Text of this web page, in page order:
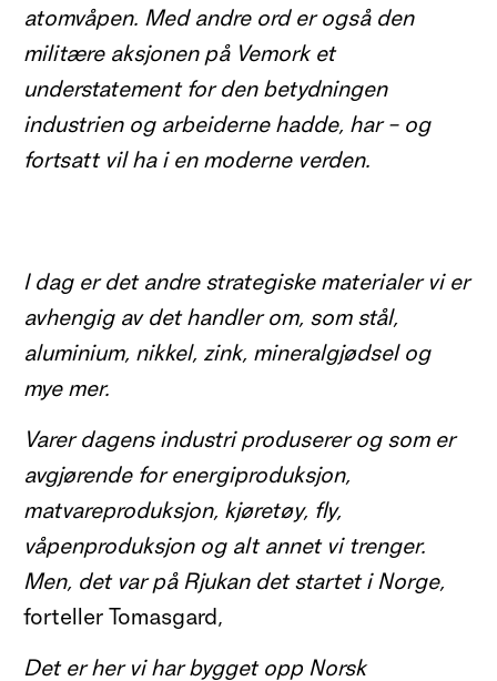
atomvåpen. Med andre ord er også den
militære aksjonen på Vemork et
understatement for den betydningen
industrien og arbeiderne hadde, har – og
fortsatt vil ha i en moderne verden.
I dag er det andre strategiske materialer vi er
avhengig av det handler om, som stål,
aluminium, nikkel, zink, mineralgjødsel og
mye mer.
Varer dagens industri produserer og som er
avgjørende for energiproduksjon,
matvareproduksjon, kjøretøy, fly,
våpenproduksjon og alt annet vi trenger.
Men, det var på Rjukan det startet i Norge,
forteller Tomasgard,
Det er her vi har bygget opp Norsk